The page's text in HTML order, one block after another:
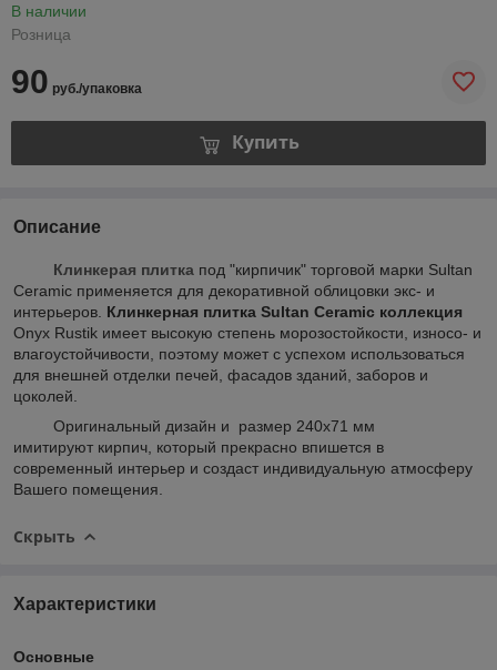
В наличии
Розница
90 руб./упаковка
Купить
Описание
Клинкерая плитка под "кирпичик" торговой марки Sultan
Ceramic применяется для декоративной облицовки экс- и
интерьеров. Клинкерная плитка Sultan Ceramic коллекция
Onyx Rustik имеет высокую степень морозостойкости, износо- и
влагоустойчивости, поэтому может с успехом использоваться
для внешней отделки печей, фасадов зданий, заборов и
цоколей.
Оригинальный дизайн и размер 240x71 мм
имитируют кирпич, который прекрасно впишется в
современный интерьер и создаст индивидуальную атмосферу
Вашего помещения.
Скрыть
Характеристики
Основные